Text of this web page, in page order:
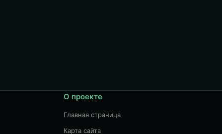
О проекте
Главная страница
Карта сайта